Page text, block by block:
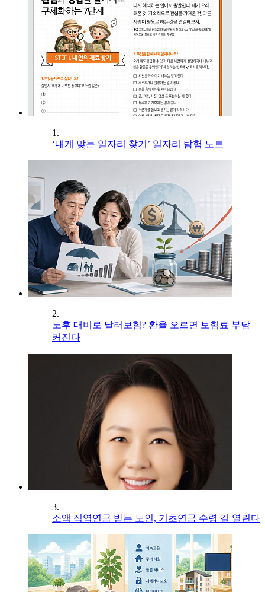
1.
‘내게 맞는 일자리 찾기’ 일자리 탐험 노트
2.
노후 대비로 달러보험? 환율 오르면 보험료 부담
커진다
3.
소액 직역연금 받는 노인, 기초연금 수령 길 열린다